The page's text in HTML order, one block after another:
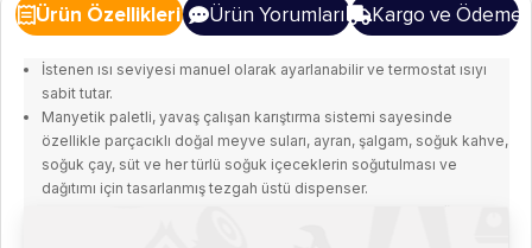
Ürün Özellikleri Ürün Yorumları Kargo ve Ödeme
İstenen ısı seviyesi manuel olarak ayarlanabilir ve termostat ısıyı
sabit tutar.
Manyetik paletli, yavaş çalışan karıştırma sistemi sayesinde
özellikle parçacıklı doğal meyve suları, ayran, şalgam, soğuk kahve,
soğuk çay, süt ve her türlü soğuk içeceklerin soğutulması ve
dağıtımı için tasarlanmış tezgah üstü dispenser.